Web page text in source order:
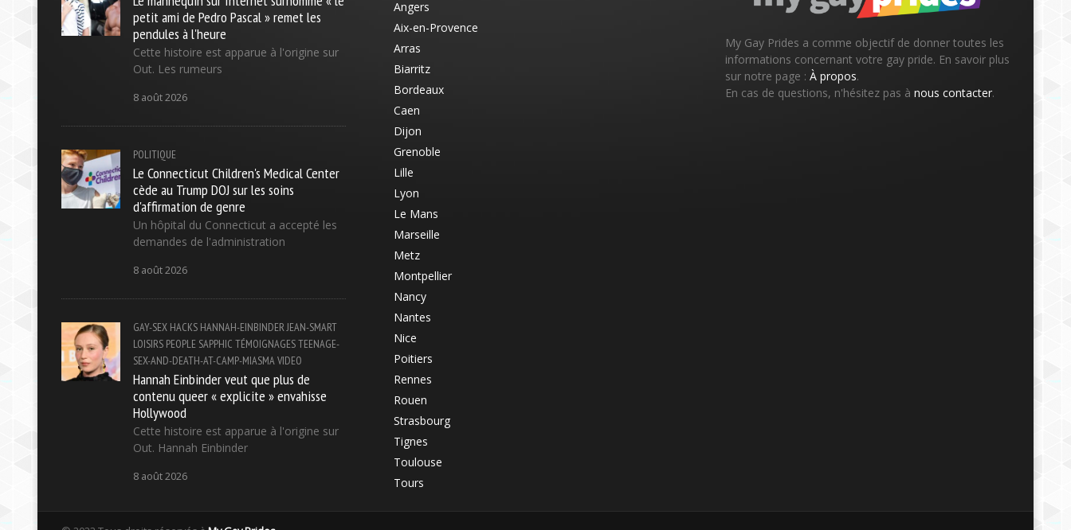
petit ami de Pedro Pascal » remet les
pendules à l'heure
Cette histoire est apparue à l'origine sur
Out. Les rumeurs
8 août 2026
POLITIQUE
Le Connecticut Children's Medical Center
cède au Trump DOJ sur les soins
d'affirmation de genre
Un hôpital du Connecticut a accepté les
demandes de l'administration
8 août 2026
GAY-SEX HACKS HANNAH-EINBINDERJEAN-SMART
LOISIRS PEOPLE SAPPHIC TÉMOIGNAGESTEENAGE-
SEX-AND-DEATH-AT-CAMP-MIASMAVIDEO
Hannah Einbinder veut que plus de
contenu queer « explicite » envahisse
Hollywood
Cette histoire est apparue à l'origine sur
Out. Hannah Einbinder
8 août 2026
Angers
Aix-en-Provence
Arras
Biarritz
Bordeaux
Caen
Dijon
Grenoble
Lille
Lyon
Le Mans
Marseille
Metz
Montpellier
Nancy
Nantes
Nice
Poitiers
Rennes
Rouen
Strasbourg
Tignes
Toulouse
Tours
My Gay Prides a comme objectif de donner toutes les
informations concernant votre gay pride. En savoir plus
sur notre page : À propos.
En cas de questions, n'hésitez pas à nous contacter.